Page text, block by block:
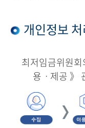
개인정보
최저임금위원
용ㆍ제공 》